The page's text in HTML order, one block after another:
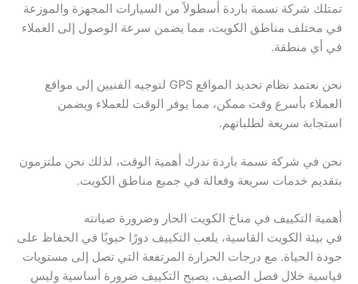
تمتلك شركة نسمة باردة أسطولاً من السيارات المجهزة والموزعة
في مختلف مناطق الكويت، مما يضمن سرعة الوصول إلى العملاء
في أي منطقة.
نحن نعتمد نظام تحديد المواقع GPS لتوجيه الفنيين إلى مواقع
العملاء بأسرع وقت ممكن، مما يوفر الوقت للعملاء ويضمن
استجابة سريعة لطلباتهم.
نحن في شركة نسمة باردة ندرك أهمية الوقت، لذلك نحن ملتزمون
بتقديم خدمات سريعة وفعالة في جميع مناطق الكويت.
أهمية التكييف في مناخ الكويت الحار وضرورة صيانته
في بيئة الكويت القاسية، يلعب التكييف دورًا حيويًا في الحفاظ على
جودة الحياة. مع درجات الحرارة المرتفعة التي تصل إلى مستويات
قياسية خلال فصل الصيف، يصبح التكييف ضرورة أساسية وليس